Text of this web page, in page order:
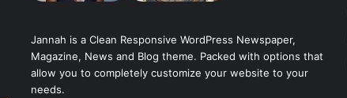
Jannah is a Clean Responsive WordPress Newspaper,
Magazine, News and Blog theme. Packed with options that
allow you to completely customize your website to your
needs.